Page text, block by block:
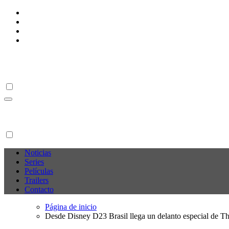
contenido
Noticias
Series
Películas
Trailers
Contacto
Página de inicio
Desde Disney D23 Brasil llega un delanto especial de